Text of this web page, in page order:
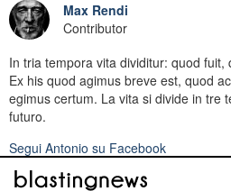
Max Rendi
Contributor
In tria tempora vita dividitur: quod
Ex his quod agimus breve est, quod
egimus certum. La vita si divide in tre
futuro.
Segui Antonio su Facebook
Leggi di più sullo stesso argomento da